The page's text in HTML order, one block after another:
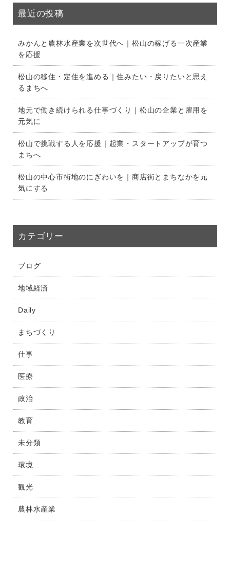
最近の投稿
みかんと農林水産業を次世代へ｜松山の稼げる一次産業
を応援
松山の移住・定住を進める｜住みたい・戻りたいと思え
るまちへ
地元で働き続けられる仕事づくり｜松山の企業と雇用を
元気に
松山で挑戦する人を応援｜起業・スタートアップが育つ
まちへ
松山の中心市街地のにぎわいを｜商店街とまちなかを元
気にする
カテゴリー
ブログ
地域経済
Daily
まちづくり
仕事
医療
政治
教育
未分類
環境
観光
農林水産業